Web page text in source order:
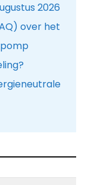
2026
over het